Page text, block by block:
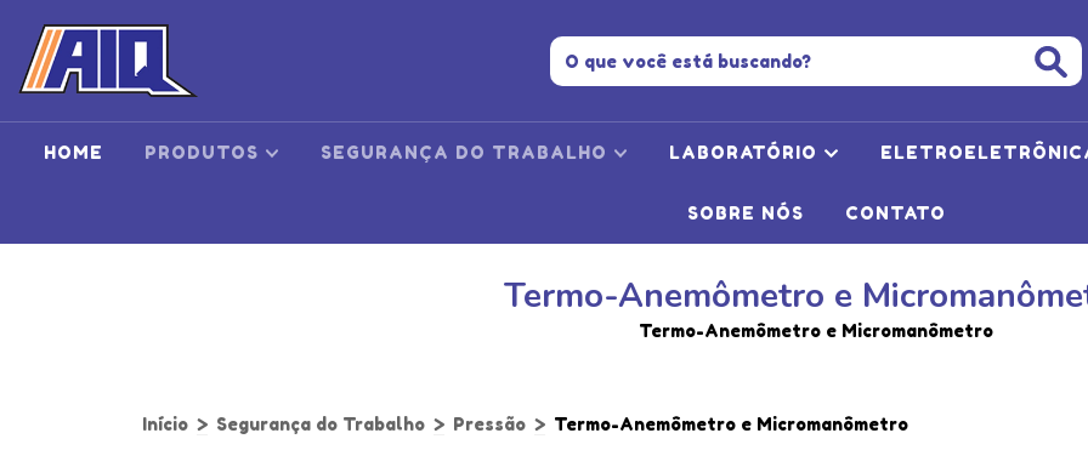
HOME PRODUTOS SEGURANÇA DO TRABALHO LABORATÓRIO
SOBRE NÓS CONTATO
Termo-Anemômetro e
Termo-Anemômetro e Micromanômetro
Início > Segurança do Trabalho > Pressão > Termo-Anemômetro e Micromanômetro